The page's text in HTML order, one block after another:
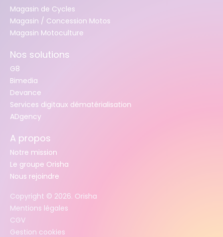
Magasin de Cycles
Magasin / Concession Motos
Magasin Motoculture
Nos solutions
G8
Bimedia
Devance
Services digitaux dématérialisation
ADgency
A propos
Notre mission
Le groupe Orisha
Nous rejoindre
Copyright © 2026. Orisha
Mentions légales
CGV
Gestion cookies